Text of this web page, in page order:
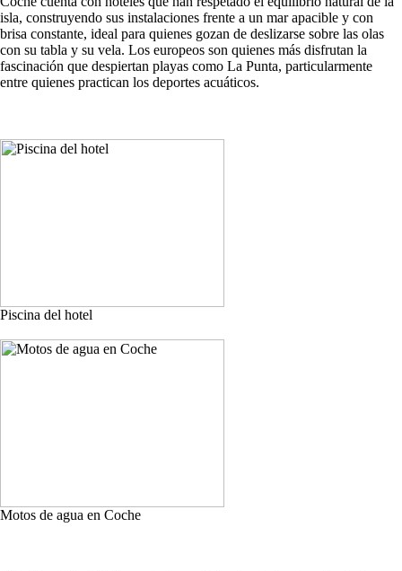
isla, construyendo sus instalaciones frente a un mar apacible y con
brisa constante, ideal para quienes gozan de deslizarse sobre las olas
con su tabla y su vela. Los europeos son quienes más disfrutan la
fascinación que despiertan playas como La Punta, particularmente
entre quienes practican los deportes acuáticos.
Piscina del hotel
Motos de agua en Coche